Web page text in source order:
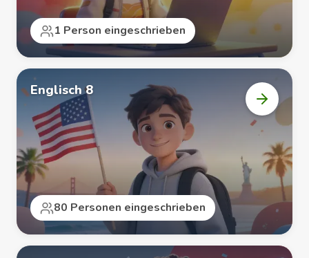
1 Person eingeschrieben
Englisch 8
Kurs
8“
öffnen
80 Personen eingeschrieben